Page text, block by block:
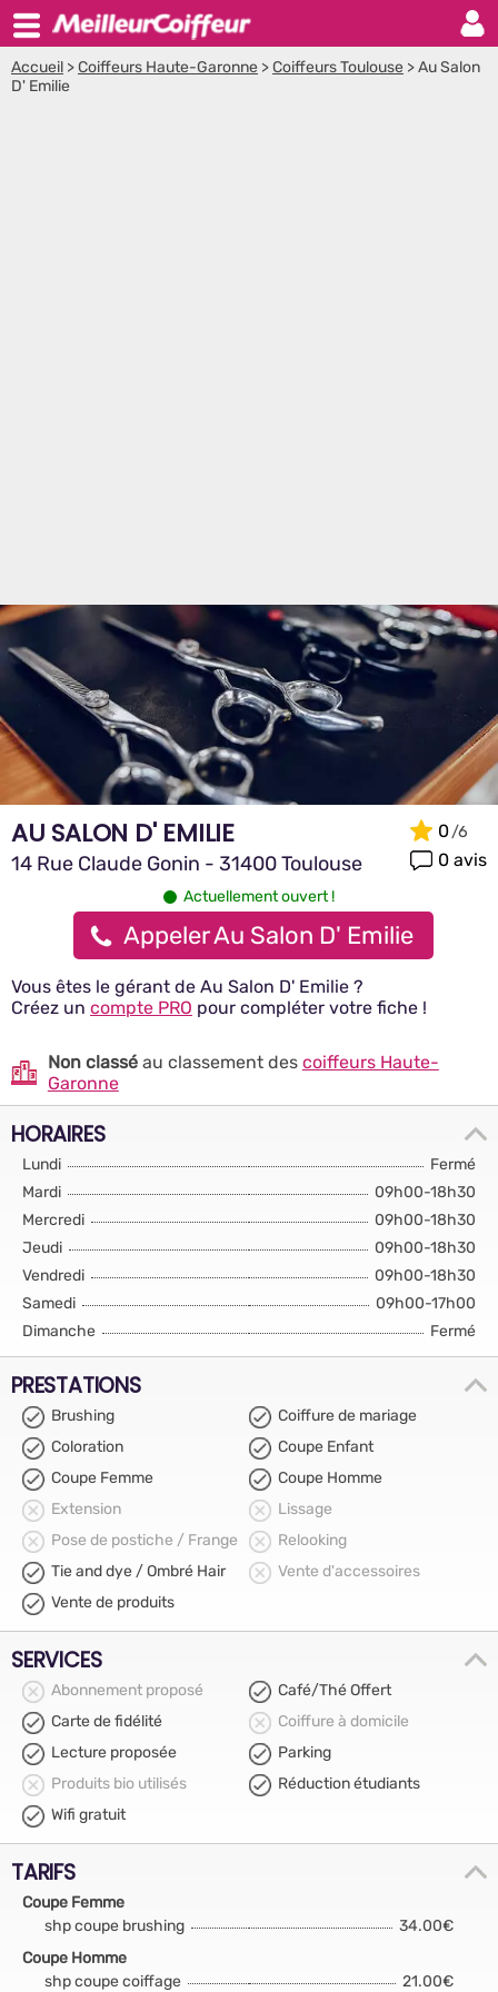
Accueil >Coiffeurs Haute-Garonne >Coiffeurs Toulouse >Au Salon
D' Emilie
AU SALON D' EMILIE
14 Rue Claude Gonin - 31400 Toulouse
0
0 avis
Actuellement ouvert !
Appeler Au Salon D' Emilie
Vous êtes le gérant de Au Salon D' Emilie ?
Créez un compte PRO pour compléter votre fiche !
Non classéau classement des coiffeurs Haute-
Garonne
HORAIRES
Lundi
Fermé
Mardi
09h00-18h30
Mercredi
09h00-18h30
Jeudi
09h00-18h30
Vendredi
09h00-18h30
Samedi
09h00-17h00
Dimanche
Fermé
PRESTATIONS
Brushing
Coiffure de mariage
Coloration
Coupe Enfant
Coupe Femme
Coupe Homme
Extension
Lissage
Pose de postiche / Frange
Relooking
Tie and dye / Ombré Hair
Vente d'accessoires
Vente de produits
SERVICES
Abonnement proposé
Café/Thé Offert
Carte de fidélité
Coiffure à domicile
Lecture proposée
Parking
Produits bio utilisés
Réduction étudiants
Wifi gratuit
TARIFS
Coupe Femme
shp coupe brushing
34.00€
Coupe Homme
shp coupe coiffage
21.00€